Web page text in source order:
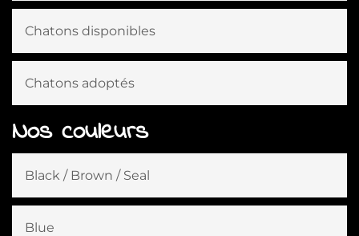
Chatons disponibles
Chatons adoptés
Nos couleurs
Black / Brown / Seal
Blue